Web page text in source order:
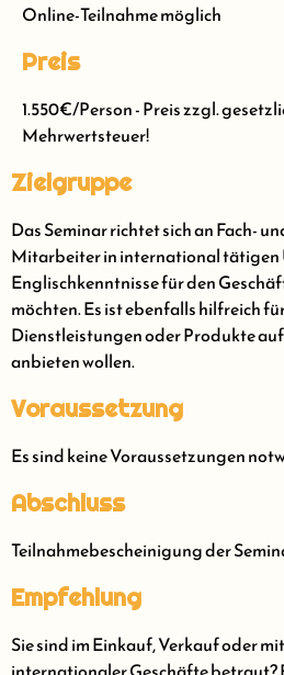
Online-Teilnahme möglich
Preis
1.550€/Person - Preis zzgl.
Mehrwertsteuer!
Zielgruppe
Das Seminar richtet sich an Fach-
Mitarbeiter in international tätigen
Englischkenntnisse für den
möchten. Es ist ebenfalls hilfreich
Dienstleistungen oder Produkte
anbieten wollen.
Voraussetzung
Es sind keine Voraussetzungen
Abschluss
Teilnahmebescheinigung der
Empfehlung
Sie sind im Einkauf, Verkauf oder